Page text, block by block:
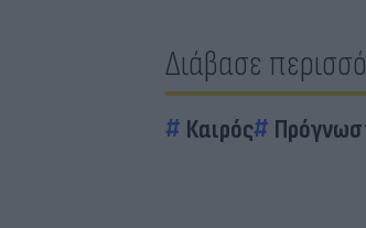
Διάβασε
Καιρός